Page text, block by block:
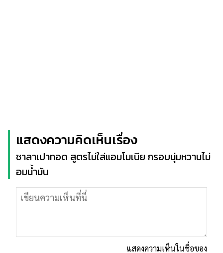
แสดงความคิดเห็นเรื่อง
ซาลาเปาทอด สูตรไม่ใส่แอมโมเนีย กรอบนุ่มหวานไม่
อมน้ำมัน
แสดงความเห็นในชื่อของ